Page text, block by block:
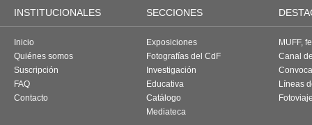
INSTITUCIONALES SECCIONES
Inicio
Quiénes somos
Suscripción
FAQ
Contacto
Exposiciones
Fotografías del CdF
Investigación
Educativa
Catálogo
Mediateca
MUFF,
Canal
Líneas